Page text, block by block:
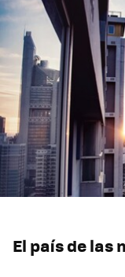
El país de las